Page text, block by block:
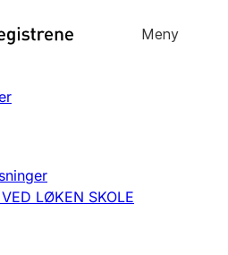
til
Meny
LØKEN SKOLE